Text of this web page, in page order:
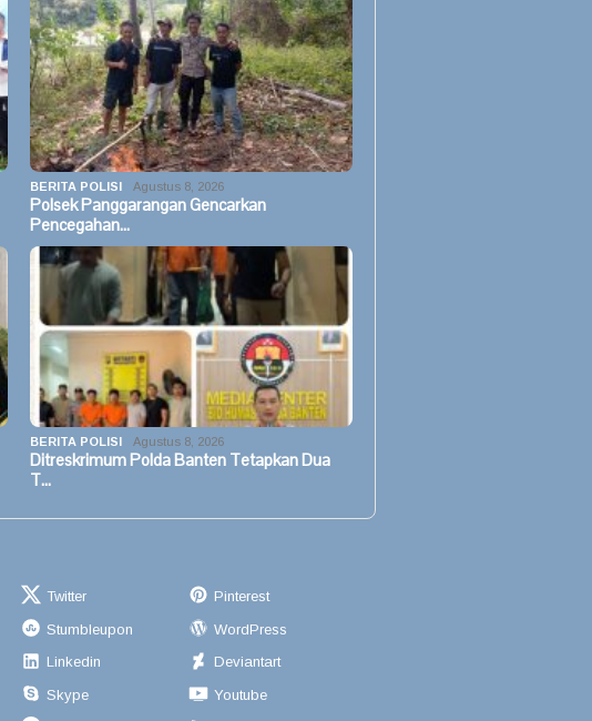
BERITA POLISI Agustus 8, 2026
Polsek Panggarangan Gencarkan
Pencegahan…
BERITA POLISI Agustus 8, 2026
Ditreskrimum Polda Banten Tetapkan Dua
T…
Twitter
Pinterest
Stumbleupon
WordPress
Linkedin
Deviantart
Skype
Youtube